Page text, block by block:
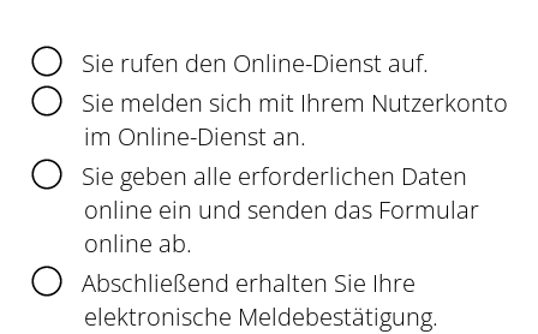
Sie rufen den Online-Dienst auf.
Sie melden sich mit Ihrem Nutzerkonto
im Online-Dienst an.
Sie geben alle erforderlichen Daten
online ein und senden das Formular
online ab.
Abschließend erhalten Sie Ihre
elektronische Meldebestätigung.